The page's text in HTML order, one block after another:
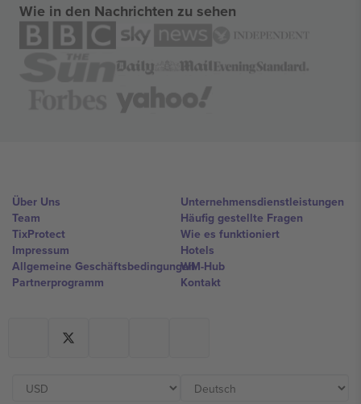
Wie in den Nachrichten zu sehen
Über Uns
Team
TixProtect
Impressum
Allgemeine Geschäftsbedingungen
Partnerprogramm
Unternehmensdienstleistungen
Häufig gestellte Fragen
Wie es funktioniert
Hotels
WM-Hub
Kontakt